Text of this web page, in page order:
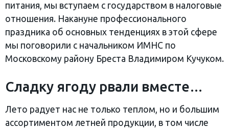
питания, мы вступаем с государством в налоговые
отношения. Накануне профессионального
праздника об основных тенденциях в этой сфере
мы поговорили с начальником ИМНС по
Московскому району Бреста Владимиром Кучуком.
Сладку ягоду рвали вместе…
Лето радует нас не только теплом, но и большим
ассортиментом летней продукции, в том числе